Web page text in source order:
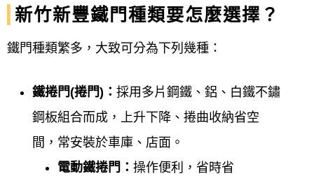
新竹新豐鐵門種類要怎麼選擇？
鐵門種類繁多，大致可分為下列幾種：
鐵捲門(捲門)： 採用多片鋼鐵、鋁、白鐵不鏽
鋼板組合而成，上升下降、捲曲收納省空
間，常安裝於車庫、店面。
電動鐵捲門： 操作便利，省時省